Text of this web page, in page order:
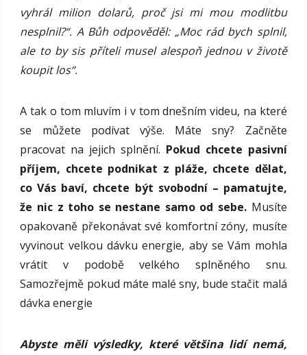
vyhrál milion dolarů, proč jsi mi mou modlitbu
nesplnil?“. A Bůh odpověděl: „Moc rád bych splnil,
ale to by sis příteli musel alespoň jednou v životě
koupit los“.
A tak o tom mluvím i v tom dnešním videu, na které
se můžete podívat výše. Máte sny? Začněte
pracovat na jejich splnění. Pokud chcete pasivní
příjem, chcete podnikat z pláže, chcete dělat,
co Vás baví, chcete být svobodní – pamatujte,
že nic z toho se nestane samo od sebe.Musíte
opakovaně překonávat své komfortní zóny, musíte
vyvinout velkou dávku energie, aby se Vám mohla
vrátit v podobě velkého splněného snu.
Samozřejmě pokud máte malé sny, bude stačit malá
dávka energie
Abyste měli výsledky, které většina lidí nemá,